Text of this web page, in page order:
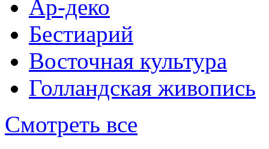
Ар-деко
Бестиарий
Восточная культура
Голландская живопись
Смотреть все